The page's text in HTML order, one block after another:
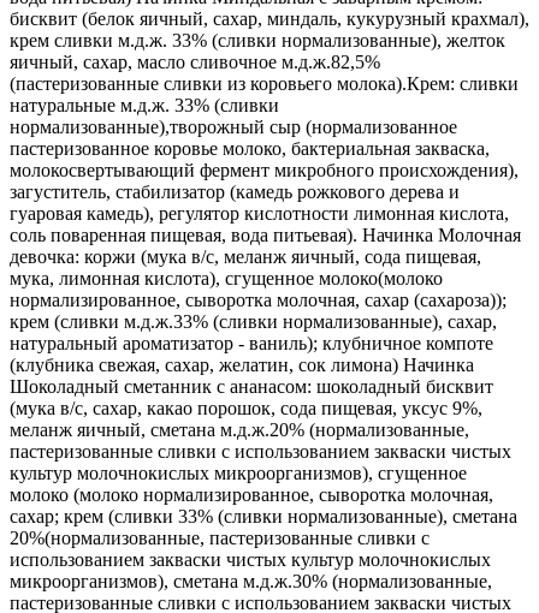
бисквит (белок яичный, сахар, миндаль, кукурузный крахмал),
крем сливки м.д.ж. 33% (сливки нормализованные), желток
яичный, сахар, масло сливочное м.д.ж.82,5%
(пастеризованные сливки из коровьего молока).Крем: сливки
натуральные м.д.ж. 33% (сливки
нормализованные),творожный сыр (нормализованное
пастеризованное коровье молоко, бактериальная закваска,
молокосвертывающий фермент микробного происхождения),
загуститель, стабилизатор (камедь рожкового дерева и
гуаровая камедь), регулятор кислотности лимонная кислота,
соль поваренная пищевая, вода питьевая). Начинка Молочная
девочка: коржи (мука в/с, меланж яичный, сода пищевая,
мука, лимонная кислота), сгущенное молоко(молоко
нормализированное, сыворотка молочная, сахар (сахароза));
крем (сливки м.д.ж.33% (сливки нормализованные), сахар,
натуральный ароматизатор - ваниль); клубничное компоте
(клубника свежая, сахар, желатин, сок лимона) Начинка
Шоколадный сметанник с ананасом: шоколадный бисквит
(мука в/с, сахар, какао порошок, сода пищевая, уксус 9%,
меланж яичный, сметана м.д.ж.20% (нормализованные,
пастеризованные сливки с использованием закваски чистых
культур молочнокислых микроорганизмов), сгущенное
молоко (молоко нормализированное, сыворотка молочная,
сахар; крем (сливки 33% (сливки нормализованные), сметана
20%(нормализованные, пастеризованные сливки с
использованием закваски чистых культур молочнокислых
микроорганизмов), сметана м.д.ж.30% (нормализованные,
пастеризованные сливки с использованием закваски чистых